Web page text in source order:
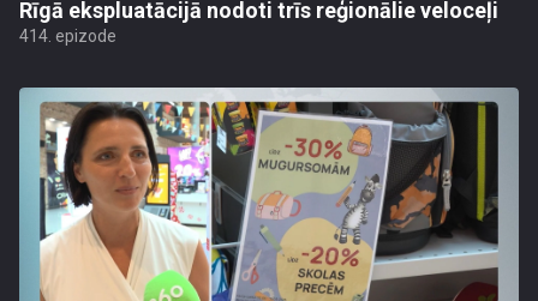
Rīgā ekspluatācijā nodoti trīs reģionālie veloceļi
414. epizode